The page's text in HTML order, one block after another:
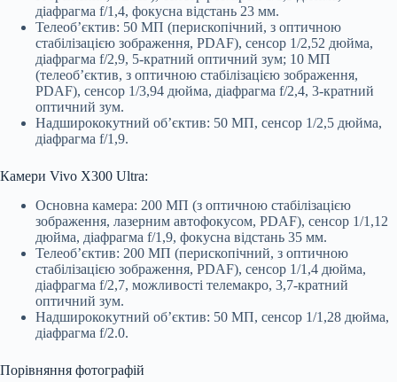
діафрагма f/1,4, фокусна відстань 23 мм.
Телеоб’єктив: 50 МП (перископічний, з оптичною
стабілізацією зображення, PDAF), сенсор 1/2,52 дюйма,
діафрагма f/2,9, 5-кратний оптичний зум; 10 МП
(телеоб’єктив, з оптичною стабілізацією зображення,
PDAF), сенсор 1/3,94 дюйма, діафрагма f/2,4, 3-кратний
оптичний зум.
Надширококутний об’єктив: 50 МП, сенсор 1/2,5 дюйма,
діафрагма f/1,9.
Камери Vivo X300 Ultra:
Основна камера: 200 МП (з оптичною стабілізацією
зображення, лазерним автофокусом, PDAF), сенсор 1/1,12
дюйма, діафрагма f/1,9, фокусна відстань 35 мм.
Телеоб’єктив: 200 МП (перископічний, з оптичною
стабілізацією зображення, PDAF), сенсор 1/1,4 дюйма,
діафрагма f/2,7, можливості телемакро, 3,7-кратний
оптичний зум.
Надширококутний об’єктив: 50 МП, сенсор 1/1,28 дюйма,
діафрагма f/2.0.
Порівняння фотографій